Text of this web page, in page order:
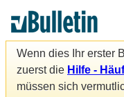
Wenn dies Ihr erster
zuerst die Hilfe -
müssen sich